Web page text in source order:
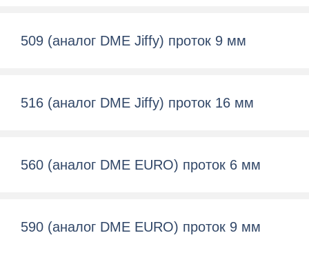
509 (аналог DME Jiffy) проток 9 мм
516 (аналог DME Jiffy) проток 16 мм
560 (аналог DME EURO) проток 6 мм
590 (аналог DME EURO) проток 9 мм